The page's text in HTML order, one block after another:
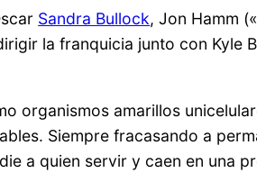
Sandra Bullock, Jon Hamm
la franquicia junto con Kyle
organismos amarillos
Siempre fracasando a
a quien servir y caen en una